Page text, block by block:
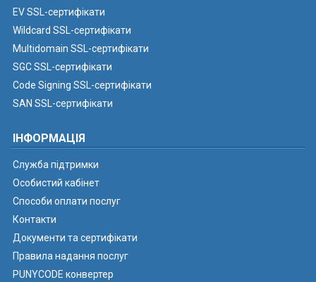
EV SSL-сертифікати
Wildcard SSL-сертифікати
Multidomain SSL-сертифікати
SGC SSL-сертифікати
Code Signing SSL-сертифікати
SAN SSL-сертифікати
ІНФОРМАЦІЯ
Служба підтримки
Особистий кабінет
Способи оплати послуг
Контакти
Документи та сертифікати
Правила надання послуг
PUNYCODE конвертер